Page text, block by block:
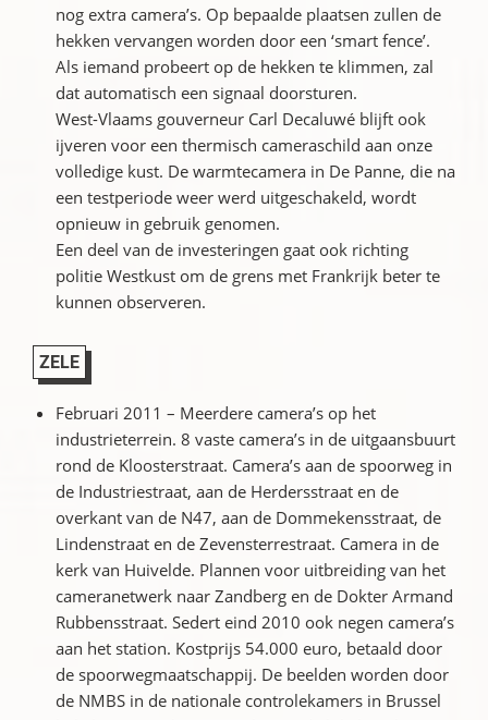
nog extra camera’s. Op bepaalde plaatsen zullen de
hekken vervangen worden door een ‘smart fence’.
Als iemand probeert op de hekken te klimmen, zal
dat automatisch een signaal doorsturen.
West-Vlaams gouverneur Carl Decaluwé blijft ook
ijveren voor een thermisch cameraschild aan onze
volledige kust. De warmtecamera in De Panne, die na
een testperiode weer werd uitgeschakeld, wordt
opnieuw in gebruik genomen.
Een deel van de investeringen gaat ook richting
politie Westkust om de grens met Frankrijk beter te
kunnen observeren.
ZELE
Februari 2011 – Meerdere camera’s op het
industrieterrein. 8 vaste camera’s in de uitgaansbuurt
rond de Kloosterstraat. Camera’s aan de spoorweg in
de Industriestraat, aan de Herdersstraat en de
overkant van de N47, aan de Dommekensstraat, de
Lindenstraat en de Zevensterrestraat. Camera in de
kerk van Huivelde. Plannen voor uitbreiding van het
cameranetwerk naar Zandberg en de Dokter Armand
Rubbensstraat. Sedert eind 2010 ook negen camera’s
aan het station. Kostprijs 54.000 euro, betaald door
de spoorwegmaatschappij. De beelden worden door
de NMBS in de nationale controlekamers in Brussel